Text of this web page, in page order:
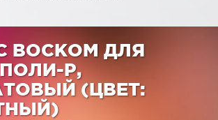
ВОСКОМ ДЛЯ
Р,
(ЦВЕТ: